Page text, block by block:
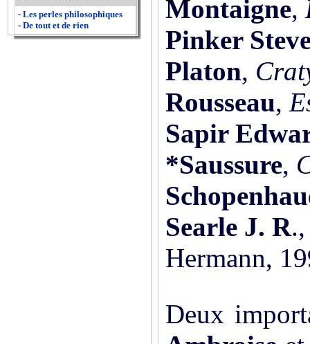
- Les perles philosophiques
- De tout et de rien
Montaigne,
Pinker
Platon,
Rousseau,
Sapir
*Saussure,
Searle J. R
Hermann,
Deux